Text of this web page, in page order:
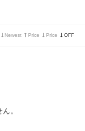
Newest Price Price OFF
。